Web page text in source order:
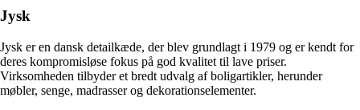
Jysk
Jysk er en dansk detailkæde, der blev grundlagt i 1979 og er kendt for
deres kompromisløse fokus på god kvalitet til lave priser.
Virksomheden tilbyder et bredt udvalg af boligartikler, herunder
møbler, senge, madrasser og dekorationselementer.